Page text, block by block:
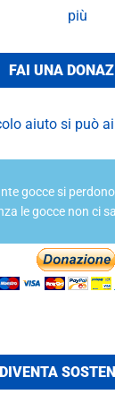
più
FAI UNA
aiuto si può
gocce si
le gocce non ci
DIVENTA